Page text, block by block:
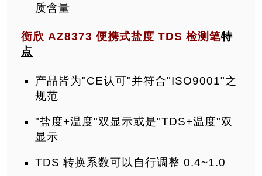
质含量
衡欣 AZ8373 便携式盐度 TDS 检测笔特
点
产品皆为"CE认可"并符合"ISO9001"之
规范
"盐度+温度"双显示或是"TDS+温度"双
显示
TDS 转换系数可以自行调整 0.4~1.0